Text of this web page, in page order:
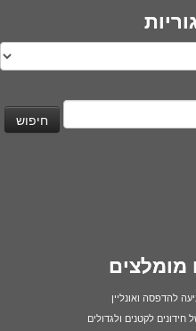
מומלצים
להדפסה ואונליין
לקטנים ולגדולים